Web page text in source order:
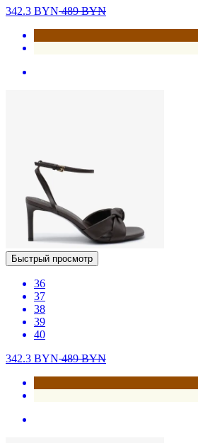
342.3 BYN489BYN
Быстрый просмотр
36
37
38
39
40
342.3 BYN489BYN